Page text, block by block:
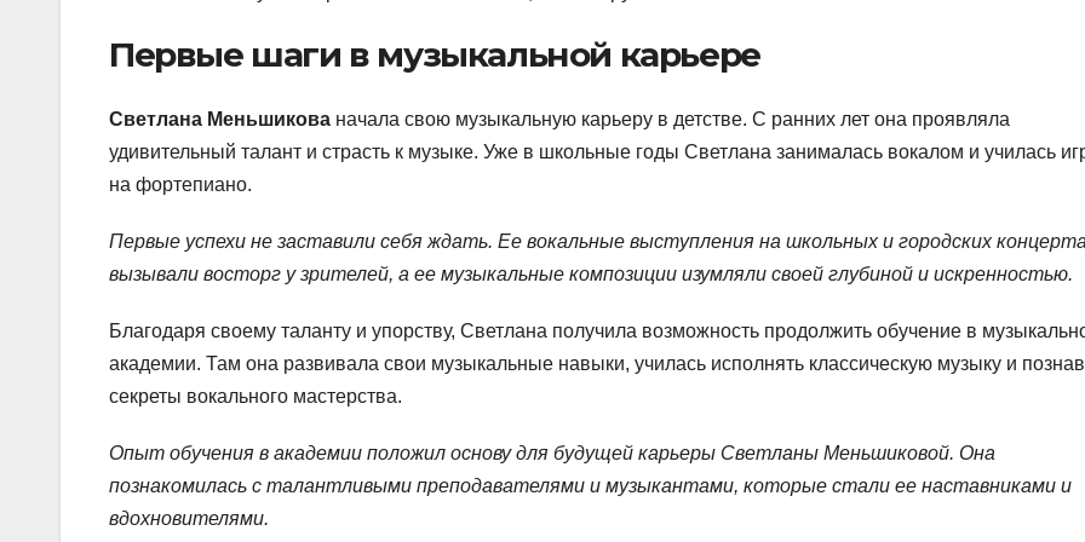
Первые шаги в музыкальной карьере
Светлана Меньшикова начала свою музыкальную карьеру в детстве. С ранних лет она проявляла
удивительный талант и страсть к музыке. Уже в школьные годы Светлана занималась вокалом и училась
на фортепиано.
Первые успехи не заставили себя ждать. Ее вокальные выступления на школьных и городских
вызывали восторг у зрителей, а ее музыкальные композиции изумляли своей глубиной и искренностью.
Благодаря своему таланту и упорству, Светлана получила возможность продолжить обучение в
академии. Там она развивала свои музыкальные навыки, училась исполнять классическую музыку и
секреты вокального мастерства.
Опыт обучения в академии положил основу для будущей карьеры Светланы Меньшиковой. Она
познакомилась с талантливыми преподавателями и музыкантами, которые стали ее наставниками и
вдохновителями.